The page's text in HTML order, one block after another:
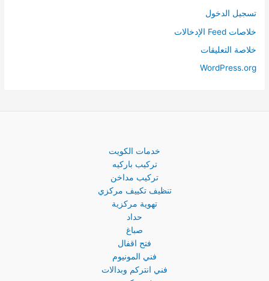
تسجيل الدخول
خلاصات Feed الإدخالات
خلاصة التعليقات
WordPress.org
خدمات الكويت
تركيب باركيه
تركيب مداخن
تنظيف تكييف مركزي
تهوية مركزية
حداد
صباغ
فتح اقفال
فني المونيوم
فني انتركم وبدالات